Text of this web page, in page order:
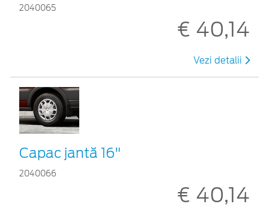
2040065
€ 40,14
Vezi detalii
Capac jantă 16"
2040066
€ 40,14